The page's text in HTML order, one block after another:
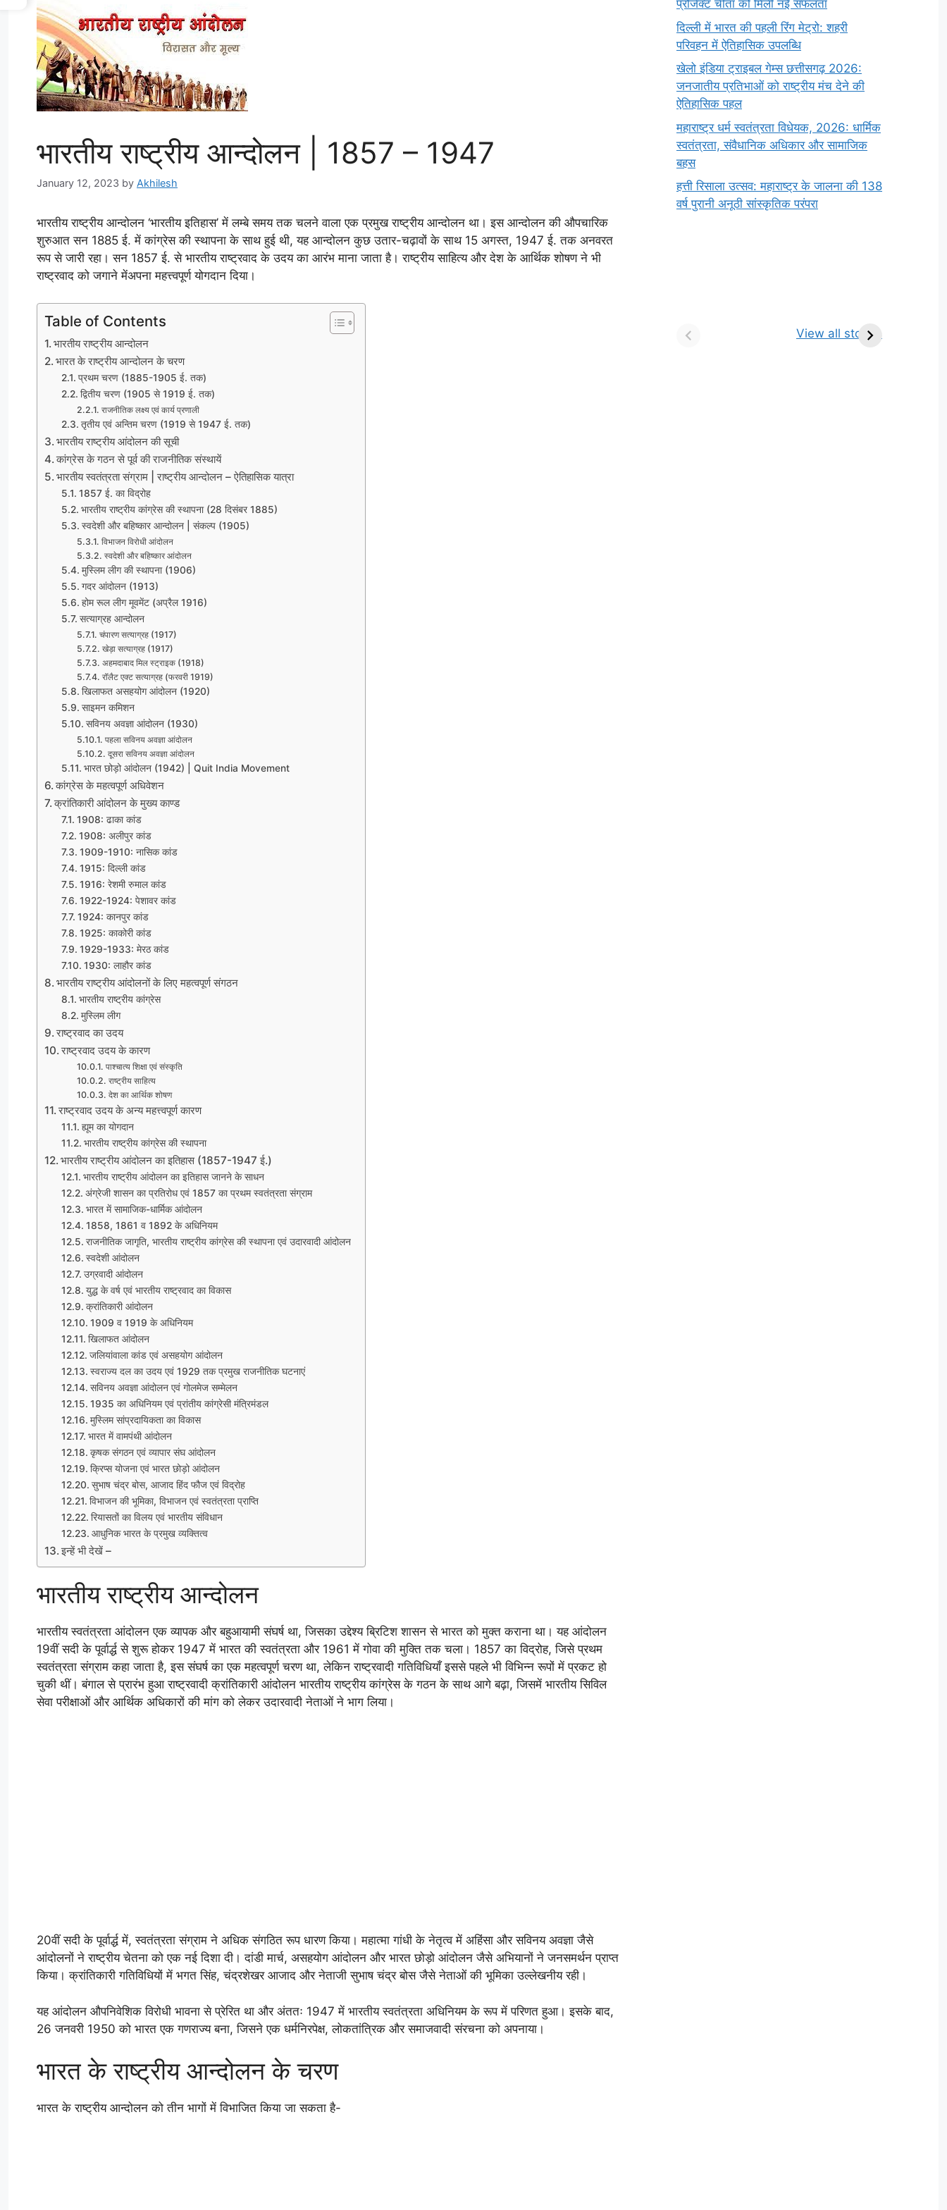
भारतीय राष्ट्रीय आन्दोलन | 1857 – 1947
January 12, 2023 by Akhilesh
भारतीय राष्ट्रीय आन्दोलन ‘भारतीय इतिहास’ में लम्बे समय तक चलने वाला एक प्रमुख राष्ट्रीय आन्दोलन था। इस आन्दोलन की औपचारिक
शुरुआत सन 1885 ई. में कांग्रेस की स्थापना के साथ हुई थी, यह आन्दोलन कुछ उतार-चढ़ावों के साथ 15 अगस्त, 1947 ई. तक अनवरत
रूप से जारी रहा। सन 1857 ई. से भारतीय राष्ट्रवाद के उदय का आरंभ माना जाता है। राष्ट्रीय साहित्य और देश के आर्थिक शोषण ने भी
राष्ट्रवाद को जगाने मेंअपना महत्त्वपूर्ण योगदान दिया।
Table of Contents
भारतीय राष्ट्रीय आन्दोलन
भारत के राष्ट्रीय आन्दोलन के चरण
प्रथम चरण (1885-1905 ई. तक)
द्वितीय चरण (1905 से 1919 ई. तक)
राजनीतिक लक्ष्य एवं कार्य प्रणाली
तृतीय एवं अन्तिम चरण (1919 से 1947 ई. तक)
भारतीय राष्ट्रीय आंदोलन की सूची
कांग्रेस के गठन से पूर्व की राजनीतिक संस्थायें
भारतीय स्वतंत्रता संग्राम | राष्ट्रीय आन्दोलन – ऐतिहासिक यात्रा
1857 ई. का विद्रोह
भारतीय राष्ट्रीय कांग्रेस की स्थापना (28 दिसंबर 1885)
स्वदेशी और बहिष्कार आन्दोलन | संकल्प (1905)
विभाजन विरोधी आंदोलन
स्वदेशी और बहिष्कार आंदोलन
मुस्लिम लीग की स्थापना (1906)
गदर आंदोलन (1913)
होम रूल लीग मूवमेंट (अप्रैल 1916)
सत्याग्रह आन्दोलन
चंपारण सत्याग्रह (1917)
खेड़ा सत्याग्रह (1917)
अहमदाबाद मिल स्ट्राइक (1918)
रॉलैट एक्ट सत्याग्रह (फरवरी 1919)
खिलाफत असहयोग आंदोलन (1920)
साइमन कमिशन
सविनय अवज्ञा आंदोलन (1930)
पहला सविनय अवज्ञा आंदोलन
दूसरा सविनय अवज्ञा आंदोलन
भारत छोड़ो आंदोलन (1942) | Quit India Movement
कांग्रेस के महत्वपूर्ण अधिवेशन
क्रांतिकारी आंदोलन के मुख्य काण्ड
1908: ढाका कांड
1908: अलीपुर कांड
1909-1910: नासिक कांड
1915: दिल्ली कांड
1916: रेशमी रुमाल कांड
1922-1924: पेशावर कांड
1924: कानपुर कांड
1925: काकोरी कांड
1929-1933: मेरठ कांड
1930: लाहौर कांड
भारतीय राष्ट्रीय आंदोलनों के लिए महत्वपूर्ण संगठन
भारतीय राष्ट्रीय कांग्रेस
मुस्लिम लीग
राष्ट्रवाद का उदय
राष्ट्रवाद उदय के कारण
पाश्चात्य शिक्षा एवं संस्कृति
राष्ट्रीय साहित्य
देश का आर्थिक शोषण
राष्ट्रवाद उदय के अन्य महत्त्वपूर्ण कारण
ह्यूम का योगदान
भारतीय राष्ट्रीय कांग्रेस की स्थापना
भारतीय राष्ट्रीय आंदोलन का इतिहास (1857-1947 ई.)
भारतीय राष्ट्रीय आंदोलन का इतिहास जानने के साधन
अंग्रेजी शासन का प्रतिरोध एवं 1857 का प्रथम स्वतंत्रता संग्राम
भारत में सामाजिक-धार्मिक आंदोलन
1858, 1861 व 1892 के अधिनियम
राजनीतिक जागृति, भारतीय राष्ट्रीय कांग्रेस की स्थापना एवं उदारवादी आंदोलन
स्वदेशी आंदोलन
उग्रवादी आंदोलन
युद्ध के वर्ष एवं भारतीय राष्ट्रवाद का विकास
क्रांतिकारी आंदोलन
1909 व 1919 के अधिनियम
खिलाफत आंदोलन
जलियांवाला कांड एवं असहयोग आंदोलन
स्वराज्य दल का उदय एवं 1929 तक प्रमुख राजनीतिक घटनाएं
सविनय अवज्ञा आंदोलन एवं गोलमेज सम्मेलन
1935 का अधिनियम एवं प्रांतीय कांग्रेसी मंत्रिमंडल
मुस्लिम सांप्रदायिकता का विकास
भारत में वामपंथी आंदोलन
कृषक संगठन एवं व्यापार संघ आंदोलन
क्रिप्स योजना एवं भारत छोड़ो आंदोलन
सुभाष चंद्र बोस, आजाद हिंद फौज एवं विद्रोह
विभाजन की भूमिका, विभाजन एवं स्वतंत्रता प्राप्ति
रियासतों का विलय एवं भारतीय संविधान
आधुनिक भारत के प्रमुख व्यक्तित्व
इन्हें भी देखें –
भारतीय राष्ट्रीय आन्दोलन
भारतीय स्वतंत्रता आंदोलन एक व्यापक और बहुआयामी संघर्ष था, जिसका उद्देश्य ब्रिटिश शासन से भारत को मुक्त कराना था। यह आंदोलन
19वीं सदी के पूर्वार्द्ध से शुरू होकर 1947 में भारत की स्वतंत्रता और 1961 में गोवा की मुक्ति तक चला। 1857 का विद्रोह, जिसे प्रथम
स्वतंत्रता संग्राम कहा जाता है, इस संघर्ष का एक महत्वपूर्ण चरण था, लेकिन राष्ट्रवादी गतिविधियाँ इससे पहले भी विभिन्न रूपों में प्रकट हो
चुकी थीं। बंगाल से प्रारंभ हुआ राष्ट्रवादी क्रांतिकारी आंदोलन भारतीय राष्ट्रीय कांग्रेस के गठन के साथ आगे बढ़ा, जिसमें भारतीय सिविल
सेवा परीक्षाओं और आर्थिक अधिकारों की मांग को लेकर उदारवादी नेताओं ने भाग लिया।
20वीं सदी के पूर्वार्द्ध में, स्वतंत्रता संग्राम ने अधिक संगठित रूप धारण किया। महात्मा गांधी के नेतृत्व में अहिंसा और सविनय अवज्ञा जैसे
आंदोलनों ने राष्ट्रीय चेतना को एक नई दिशा दी। दांडी मार्च, असहयोग आंदोलन और भारत छोड़ो आंदोलन जैसे अभियानों ने जनसमर्थन प्राप्त
किया। क्रांतिकारी गतिविधियों में भगत सिंह, चंद्रशेखर आजाद और नेताजी सुभाष चंद्र बोस जैसे नेताओं की भूमिका उल्लेखनीय रही।
यह आंदोलन औपनिवेशिक विरोधी भावना से प्रेरित था और अंततः 1947 में भारतीय स्वतंत्रता अधिनियम के रूप में परिणत हुआ। इसके बाद,
26 जनवरी 1950 को भारत एक गणराज्य बना, जिसने एक धर्मनिरपेक्ष, लोकतांत्रिक और समाजवादी संरचना को अपनाया।
भारत के राष्ट्रीय आन्दोलन के चरण
भारत के राष्ट्रीय आन्दोलन को तीन भागों में विभाजित किया जा सकता है-
प्रोजेक्ट चीता को मिली नई सफलता
दिल्ली में भारत की पहली रिंग मेट्रो: शहरी
परिवहन में ऐतिहासिक उपलब्धि
खेलो इंडिया ट्राइबल गेम्स छत्तीसगढ़ 2026:
जनजातीय प्रतिभाओं को राष्ट्रीय मंच देने की
ऐतिहासिक पहल
महाराष्ट्र धर्म स्वतंत्रता विधेयक, 2026: धार्मिक
स्वतंत्रता, संवैधानिक अधिकार और सामाजिक
बहस
हत्ती रिसाला उत्सव: महाराष्ट्र के जालना की 138
वर्ष पुरानी अनूठी सांस्कृतिक परंपरा
View all stories
किसे कहते है? परिभाषा,
ज्योतिर्लिंग | नाम, स्थान एवं